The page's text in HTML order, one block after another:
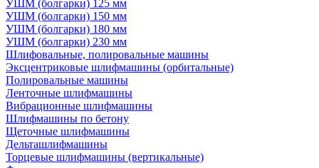
УШМ (болгарки) 125 мм
УШМ (болгарки) 150 мм
УШМ (болгарки) 180 мм
УШМ (болгарки) 230 мм
Шлифовальные, полировальные машины
Эксцентриковые шлифмашины (орбитальные)
Полировальные машины
Ленточные шлифмашины
Вибрационные шлифмашины
Шлифмашины по бетону
Щеточные шлифмашины
Дельташлифмашины
Торцевые шлифмашины (вертикальные)